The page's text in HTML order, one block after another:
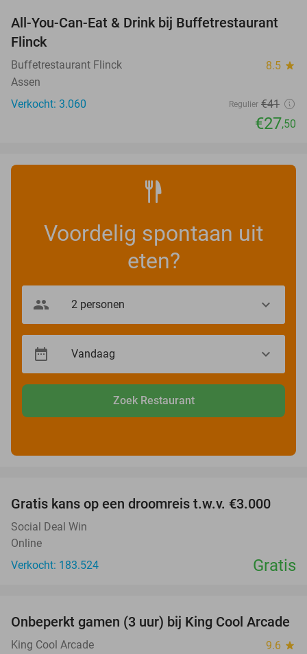
33%
All-You-Can-Eat & Drink bij Buffetrestaurant
Flinck
Buffetrestaurant Flinck 8.5 star
Assen
Verkocht: 3.060
Regulier €41
€27,50
Voordelig spontaan uit
eten?
Zoek Restaurant
Gratis kans op een droomreis t.w.v. €3.000
Social Deal Win
Online
Verkocht: 183.524
Gratis
34%
Onbeperkt gamen (3 uur) bij King Cool Arcade
King Cool Arcade 9.6 star